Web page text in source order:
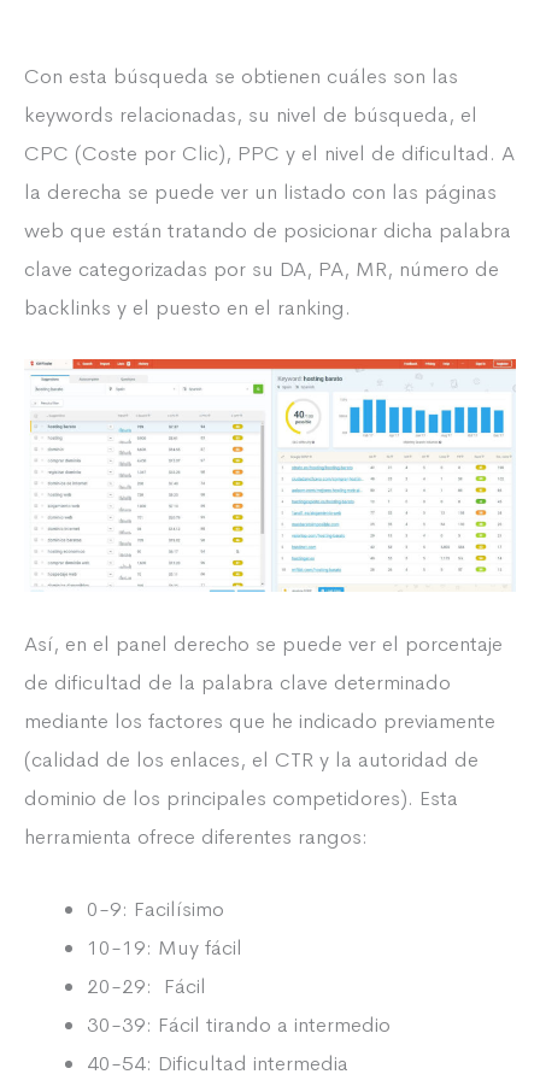
Con esta búsqueda se obtienen cuáles son las
keywords relacionadas, su nivel de búsqueda, el
CPC (Coste por Clic), PPC y el nivel de dificultad. A
la derecha se puede ver un listado con las páginas
web que están tratando de posicionar dicha palabra
clave categorizadas por su DA, PA, MR, número de
backlinks y el puesto en el ranking.
Así, en el panel derecho se puede ver el porcentaje
de dificultad de la palabra clave determinado
mediante los factores que he indicado previamente
(calidad de los enlaces, el CTR y la autoridad de
dominio de los principales competidores). Esta
herramienta ofrece diferentes rangos:
0-9: Facilísimo
10-19: Muy fácil
20-29: Fácil
30-39: Fácil tirando a intermedio
40-54: Dificultad intermedia